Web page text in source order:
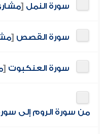
سورة النمل [
سورة القصص [
سورة العنكبوت [
من سورة الروم إلى